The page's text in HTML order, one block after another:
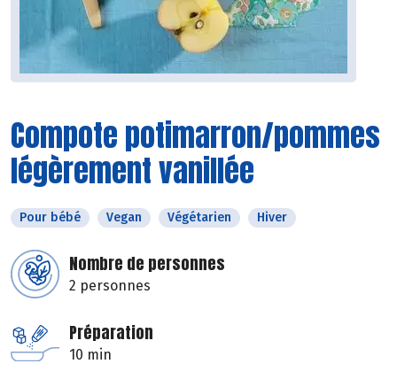
Compote potimarron/pommes
légèrement vanillée
Pour bébé Vegan Végétarien Hiver
Nombre de personnes
2 personnes
Préparation
10 min